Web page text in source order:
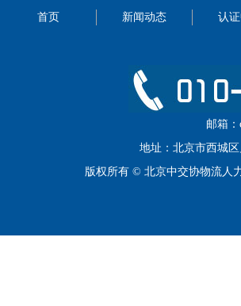
首页 新闻动态 认
邮箱：
地址：北京市西城区
版权所有 © 北京中交协物流人